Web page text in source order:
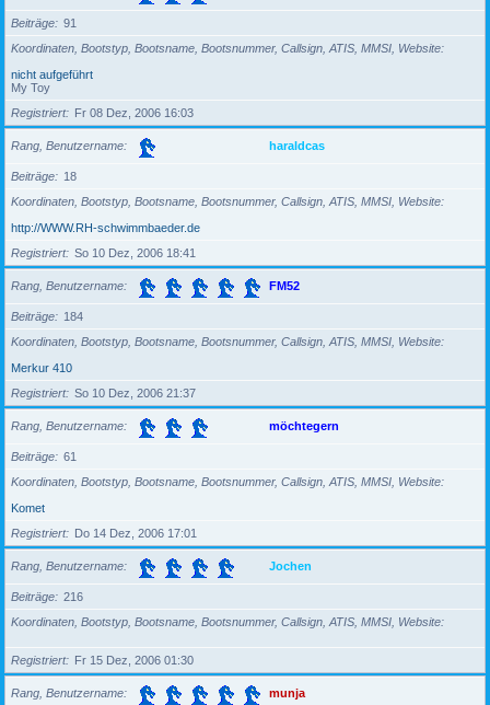
Beiträge
91
Koordinaten, Bootstyp, Bootsname, Bootsnummer, Callsign, ATIS, MMSI, Website
nicht aufgeführt
My Toy
Registriert
Fr 08 Dez, 2006 16:03
Rang, Benutzername haraldcas
Beiträge
18
Koordinaten, Bootstyp, Bootsname, Bootsnummer, Callsign, ATIS, MMSI, Website
http://WWW.RH-schwimmbaeder.de
Registriert
So 10 Dez, 2006 18:41
Rang, Benutzername FM52
Beiträge
184
Koordinaten, Bootstyp, Bootsname, Bootsnummer, Callsign, ATIS, MMSI, Website
Merkur 410
Registriert
So 10 Dez, 2006 21:37
Rang, Benutzername möchtegern
Beiträge
61
Koordinaten, Bootstyp, Bootsname, Bootsnummer, Callsign, ATIS, MMSI, Website
Komet
Registriert
Do 14 Dez, 2006 17:01
Rang, Benutzername Jochen
Beiträge
216
Koordinaten, Bootstyp, Bootsname, Bootsnummer, Callsign, ATIS, MMSI, Website
Registriert Fr 15 Dez, 2006 01:30
Rang, Benutzername munja